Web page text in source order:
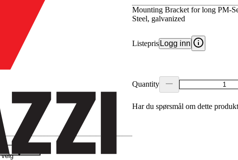
Mounting Bracket for long PM-
Steel, galvanized
Listepris Logg inn
Quantity
Har du spørsmål om dette
velg